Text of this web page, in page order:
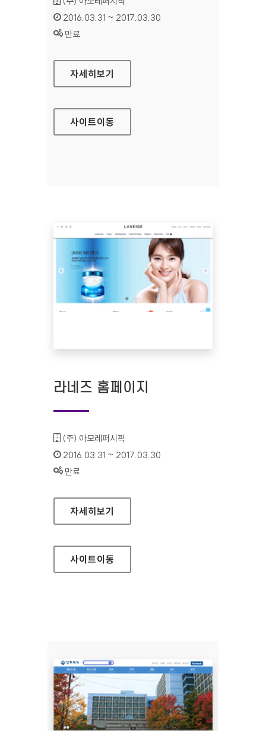
인증기간 :
2016.03.31 ~ 2017.03.30
상태 :
만료
리리코스 마린에너지 홈페이지
자세히보기
사이트이동
라네즈 홈페이지
기관명 :
(주) 아모레퍼시픽
인증기간 :
2016.03.31 ~ 2017.03.30
상태 :
만료
라네즈 홈페이지
자세히보기
사이트이동